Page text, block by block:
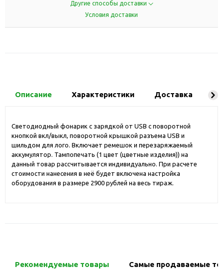
Другие способы доставки
Условия доставки
Описание Характеристики Доставка
Светодиодный фонарик с зарядкой от USB с поворотной
кнопкой вкл/выкл, поворотной крышкой разъема USB и
шильдом для лого. Включает ремешок и перезаряжаемый
аккумулятор. Тампопечать (1 цвет (цветные изделия)) на
данный товар рассчитывается индивидуально. При расчете
стоимости нанесения в неё будет включена настройка
оборудования в размере 2900 рублей на весь тираж.
Рекомендуемые товары Самые продаваемые